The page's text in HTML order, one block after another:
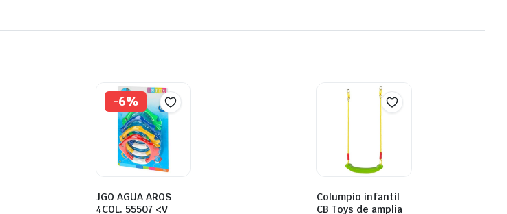
-6%
JGO AGUA AROS
4COL. 55507 <V
Columpio infantil
CB Toys de amplia